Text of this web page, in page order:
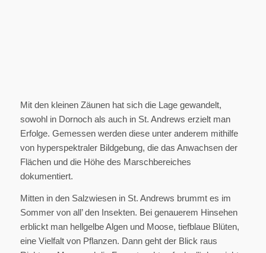
Mit den kleinen Zäunen hat sich die Lage gewandelt,
sowohl in Dornoch als auch in St. Andrews erzielt man
Erfolge. Gemessen werden diese unter anderem mithilfe
von hyperspektraler Bildgebung, die das Anwachsen der
Flächen und die Höhe des Marschbereiches
dokumentiert.
Mitten in den Salzwiesen in St. Andrews brummt es im
Sommer von all’ den Insekten. Bei genauerem Hinsehen
erblickt man hellgelbe Algen und Moose, tiefblaue Blüten,
eine Vielfalt von Pflanzen. Dann geht der Blick raus